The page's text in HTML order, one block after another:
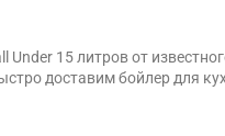
15 литров от
доставим бойлер для